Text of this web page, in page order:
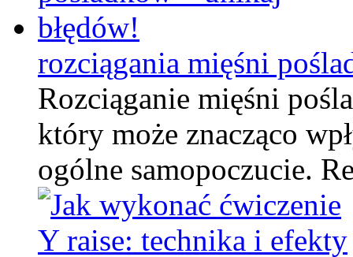
rozciągania mięśni
Rozciąganie mięśni
który może znacząco
ogólne samopoczucie.